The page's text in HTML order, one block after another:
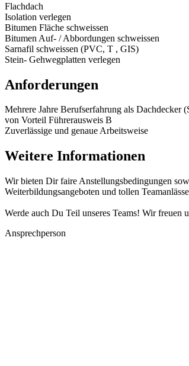
Flachdach
Isolation verlegen
Bitumen Fläche schweissen
Bitumen Auf- / Abbordungen schweissen
Sarnafil schweissen (PVC, T , GIS)
Stein- Gehwegplatten verlegen
Anforderungen
Mehrere Jahre Berufserfahrung als Dachdecker
von Vorteil Führerausweis B
Zuverlässige und genaue Arbeitsweise
Weitere Informationen
Wir bieten Dir faire Anstellungsbedingungen
Weiterbildungsangeboten und tollen
Werde auch Du Teil unseres Teams! Wir freuen
Ansprechperson